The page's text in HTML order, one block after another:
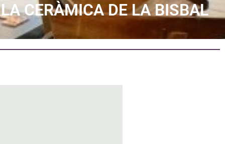
CERÀMICA DE LA BISBAL